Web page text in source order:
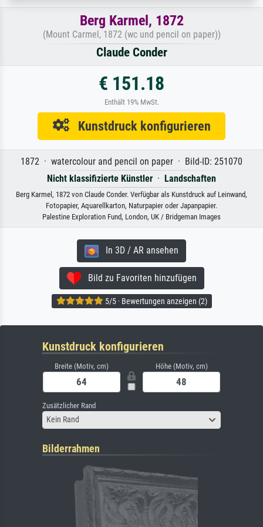
Berg Karmel, 1872
(Mount Carmel, 1872 (wc und pencil on paper))
Claude Conder
€ 151.18
Enthält 19% MwSt.
Kunstdruck konfigurieren
1872 · watercolour and pencil on paper · Bild-ID: 251070
Nicht klassifizierte Künstler · Landschaften
Berg Karmel, 1872 von Claude Conder. Verfügbar als Kunstdruck auf Leinwand,
Fotopapier, Aquarellkarton, Naturpapier oder Japanpapier.
Palestine Exploration Fund, London, UK / Bridgeman Images
In 3D / AR ansehen
Bild zu Favoriten hinzufügen
5/5 · Bewertungen anzeigen (2)
Kunstdruck konfigurieren
Breite (Motiv, cm) Höhe (Motiv, cm)
Zusätzlicher Rand
Kein Rand
Bilderrahmen